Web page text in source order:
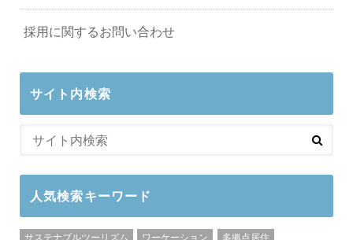
採用に関するお問い合わせ
サイト内検索
人気検索キーワード
サステナブルツーリズム ワーケーション
多拠点居住